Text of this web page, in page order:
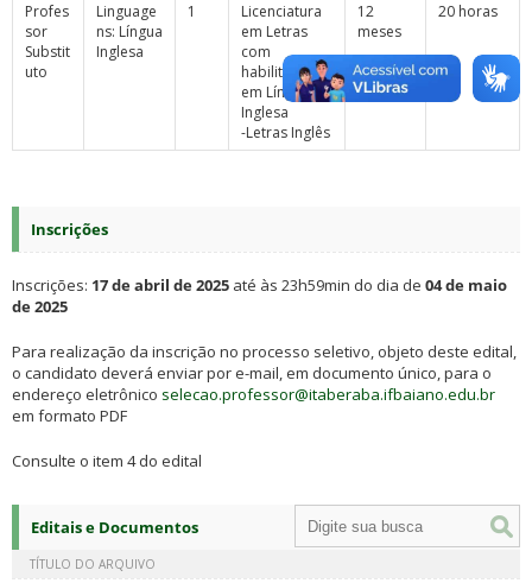
Profes
sor
Substit
uto
Linguage
ns: Língua
Inglesa
1
Licenciatura
em Letras
com
habilitação
em Língua
Inglesa
-Letras Inglês
12
meses
20 horas
Inscrições
Inscrições: 17 de abril de 2025 até às 23h59min do dia de 04 de maio
de 2025
Para realização da inscrição no processo seletivo, objeto deste edital,
o candidato deverá enviar por e-mail, em documento único, para o
endereço eletrônico selecao.professor@itaberaba.ifbaiano.edu.br
em formato PDF
Consulte o item 4 do edital
Editais e Documentos
TÍTULO DO ARQUIVO